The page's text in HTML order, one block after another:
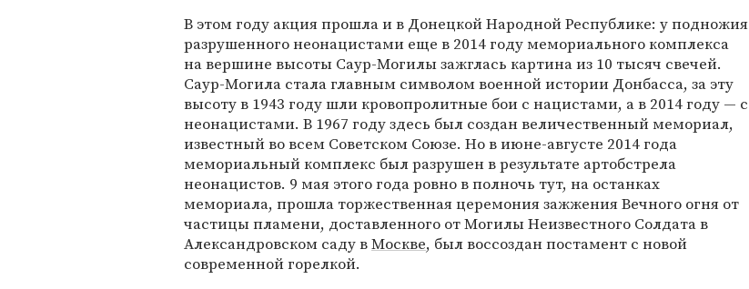
В этом году акция прошла и в Донецкой Народной Республике: у подножия
разрушенного неонацистами еще в 2014 году мемориального комплекса
на вершине высоты Саур-Могилы зажглась картина из 10 тысяч свечей.
Саур-Могила стала главным символом военной истории Донбасса, за эту
высоту в 1943 году шли кровопролитные бои с нацистами, а в 2014 году — с
неонацистами. В 1967 году здесь был создан величественный мемориал,
известный во всем Советском Союзе. Но в июне-августе 2014 года
мемориальный комплекс был разрушен в результате артобстрела
неонацистов. 9 мая этого года ровно в полночь тут, на останках
мемориала, прошла торжественная церемония зажжения Вечного огня от
частицы пламени, доставленного от Могилы Неизвестного Солдата в
Александровском саду вМоскве, был воссоздан постамент с новой
современной горелкой.